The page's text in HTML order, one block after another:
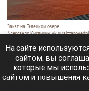
Закат на Телецком озере.
Александр Кислицин, vk.ru/
9 августа 2026 в 15:05
В один из вечеров
озером
—разные оттенки
На сайте
сайтом, вы
которые мы
сайтом и повышения